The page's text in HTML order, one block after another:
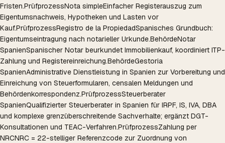
Fristen.PrüfprozessNota simpleEinfacher Registerauszug zum
Eigentumsnachweis, Hypotheken und Lasten vor
Kauf.PrüfprozessRegistro de la PropiedadSpanisches Grundbuch:
Eigentumseintragung nach notarieller Urkunde.BehördeNotar
SpanienSpanischer Notar beurkundet Immobilienkauf, koordiniert ITP-
Zahlung und Registereinreichung.BehördeGestoria
SpanienAdministrative Dienstleistung in Spanien zur Vorbereitung und
Einreichung von Steuerformularen, censalen Meldungen und
Behördenkorrespondenz.PrüfprozessSteuerberater
SpanienQualifizierter Steuerberater in Spanien für IRPF, IS, IVA, DBA
und komplexe grenzüberschreitende Sachverhalte; ergänzt DGT-
Konsultationen und TEAC-Verfahren.PrüfprozessZahlung per
NRCNRC = 22-stelliger Referenzcode zur Zuordnung von